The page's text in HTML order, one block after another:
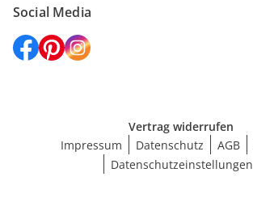
Social Media
Vertrag widerrufen
Impressum
Datenschutz AGB
Datenschutzeinstellungen